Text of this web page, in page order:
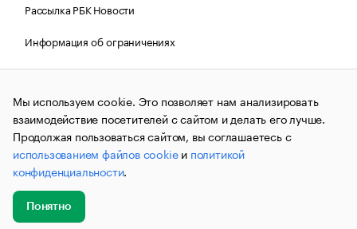
Рассылка РБК Новости
Информация об ограничениях
Правовая информация
О соблюдении авторских прав
© АО «РОСБИЗНЕСКОНСАЛТИНГ»,1995–2026.Сообщения
и материалы информационного агентства «РБК»
(зарегистрировано Федеральной службой по надзору в сфере
связи, информационных технологий и массовых
коммуникаций (Роскомнадзор) 09.12.2015 за номером ИА
№ФС77-63848) сопровождаются пометкой «РБК». Отдельные
публикации могут содержать информацию,
не предназначенную для пользователей
до 18 лет.
Мы используем cookie. Это позволяет нам анализировать
взаимодействие посетителей с сайтом и делать его лучше.
Продолжая пользоваться сайтом, вы соглашаетесь с
использованием файлов cookieи политикой
конфиденциальности.
Понятно